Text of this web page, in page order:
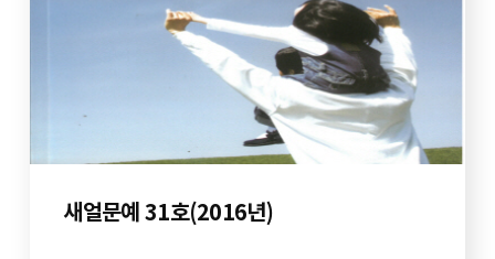
새얼문예 31호(2016년)